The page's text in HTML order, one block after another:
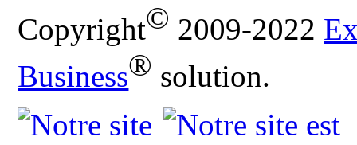
Copyright© 2009-2022
Business® solution.